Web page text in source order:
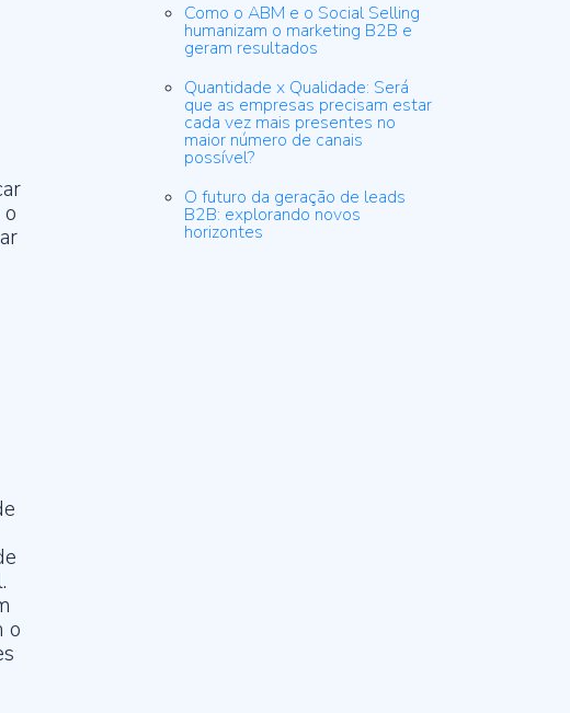
o
Como o ABM e o Social Selling
humanizam o marketing B2B e
geram resultados
Quantidade x Qualidade: Será
que as empresas precisam estar
cada vez mais presentes no
maior número de canais
possível?
O futuro da geração de leads
B2B: explorando novos
horizontes